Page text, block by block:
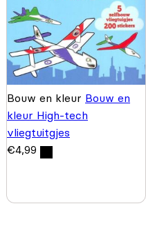
Bouw en kleur Bouw en
kleur High-tech
vliegtuitgjes
€4,99